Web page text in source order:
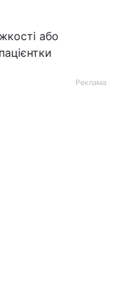
або
Реклама